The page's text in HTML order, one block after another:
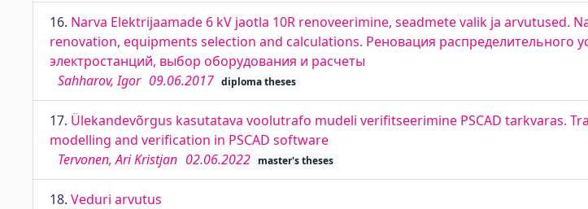
16. Narva Elektrijaamade 6 kV jaotla 10R renoveerimine, seadmete valik ja arvutused.
renovation, equipments selection and calculations. Реновация распределительного
электростанций, выбор оборудования и расчеты
Sahharov, Igor 09.06.2017 diploma theses
17. Ülekandevõrgus kasutatava voolutrafo mudeli verifitseerimine PSCAD tarkvaras.
modelling and verification in PSCAD software
Tervonen, Ari Kristjan 02.06.2022 master's theses
18. Veduri arvutus